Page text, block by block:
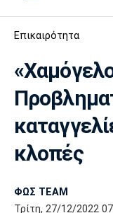
ΒΟΛΕΪ
AUTO-
Ποδόσφαιρο
Super League
Super League
Γ Εθνική
Μπάσκετ
Ελλάδα
Εθνική
Ολυμπιακοί
Βόλεϊ
Ολυμπιακός
Επικαιρότητα
κλοπές
ΦΩΣ TEAM
Τρίτη, 27/12/2022